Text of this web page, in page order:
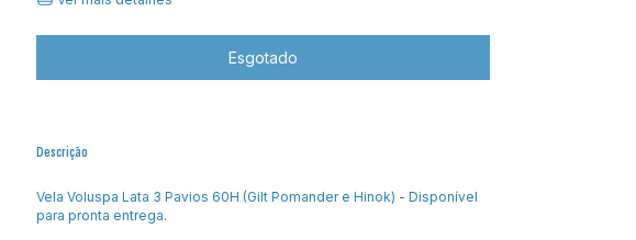
Descrição
Vela Voluspa Lata 3 Pavios 60H (Gilt Pomander e Hinok) - Disponível
para pronta entrega.